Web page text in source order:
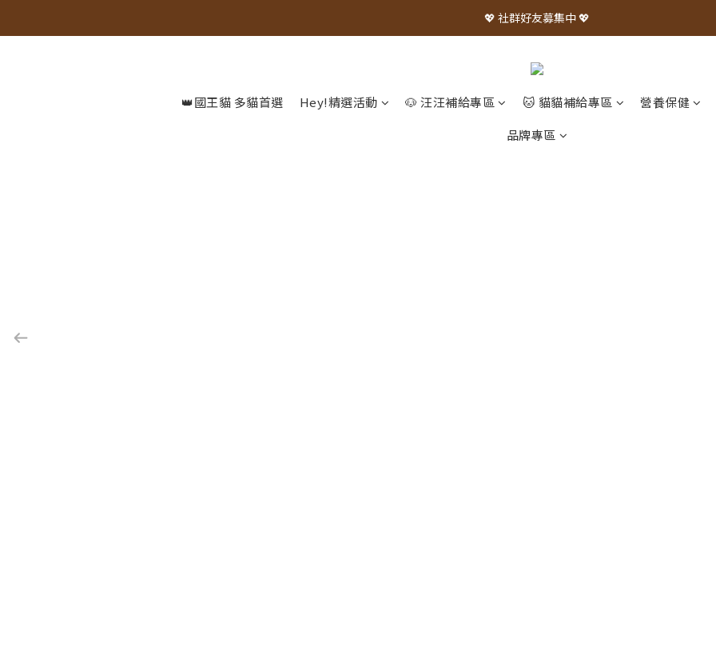
💖 社群好友募集中 💖
👑國王貓 多貓首選 Hey!精選活動 🐶 汪汪補給專區 🐱 貓貓補給專區
營養保健
品牌專區